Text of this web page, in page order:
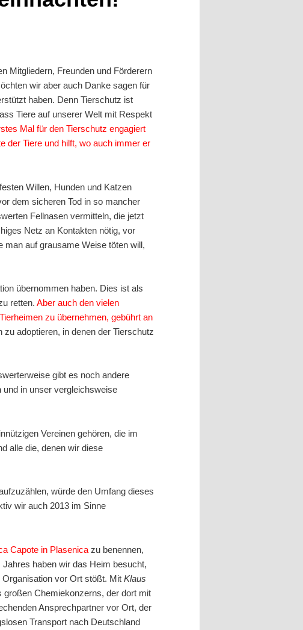
Mitgliedern, Freunden und Förderern
wir aber auch Danke sagen für
haben. Denn Tierschutz ist
Tiere auf unserer Welt mit Respekt
Mal für den Tierschutz engagiert
der Tiere und hilft, wo auch immer er
Willen, Hunden und Katzen
dem sicheren Tod in so mancher
Fellnasen vermitteln, die jetzt
Netz an Kontakten nötig, vor
man auf grausame Weise töten will,
übernommen haben. Dies ist als
retten. Aber auch den vielen
zu übernehmen, gebührt an
adoptieren, in denen der Tierschutz
gibt es noch andere
und in unser vergleichsweise
Vereinen gehören, die im
alle die, denen wir diese
würde den Umfang dieses
wir auch 2013 im Sinne
Capote in Plasenica zu benennen,
haben wir das Heim besucht,
Organisation vor Ort stößt. MitKlaus
großen Chemiekonzerns, der dort mit
Ansprechpartner vor Ort, der
Transport nach Deutschland